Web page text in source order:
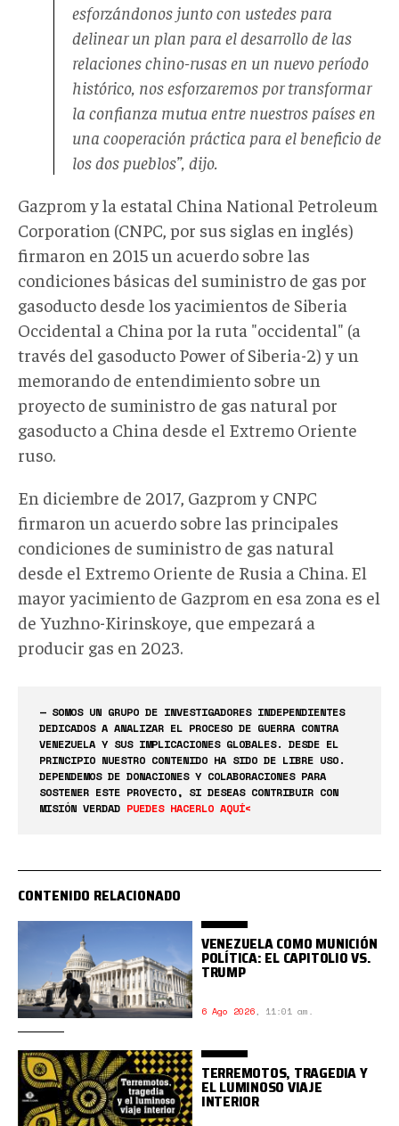
esforzándonos junto con ustedes para
delinear un plan para el desarrollo de las
relaciones chino-rusas en un nuevo período
histórico, nos esforzaremos por transformar
la confianza mutua entre nuestros países en
una cooperación práctica para el beneficio de
los dos pueblos”, dijo.
Gazprom y la estatal China National Petroleum
Corporation (CNPC, por sus siglas en inglés)
firmaron en 2015 un acuerdo sobre las
condiciones básicas del suministro de gas por
gasoducto desde los yacimientos de Siberia
Occidental a China por la ruta "occidental" (a
través del gasoducto Power of Siberia-2) y un
memorando de entendimiento sobre un
proyecto de suministro de gas natural por
gasoducto a China desde el Extremo Oriente
ruso.
En diciembre de 2017, Gazprom y CNPC
firmaron un acuerdo sobre las principales
condiciones de suministro de gas natural
desde el Extremo Oriente de Rusia a China. El
mayor yacimiento de Gazprom en esa zona es el
de Yuzhno-Kirinskoye, que empezará a
producir gas en 2023.
— SOMOS UN GRUPO DE INVESTIGADORES INDEPENDIENTES
DEDICADOS A ANALIZAR EL PROCESO DE GUERRA CONTRA
VENEZUELA Y SUS IMPLICACIONES GLOBALES. DESDE EL
PRINCIPIO NUESTRO CONTENIDO HA SIDO DE LIBRE USO.
DEPENDEMOS DE DONACIONES Y COLABORACIONES PARA
SOSTENER ESTE PROYECTO, SI DESEAS CONTRIBUIR CON
MISIÓN VERDAD PUEDES HACERLO AQUÍ<
CONTENIDO RELACIONADO
VENEZUELA COMO MUNICIÓN
POLÍTICA: EL CAPITOLIO VS.
TRUMP
6 Ago 2026, 11:01 am.
TERREMOTOS, TRAGEDIA Y
EL LUMINOSO VIAJE
INTERIOR